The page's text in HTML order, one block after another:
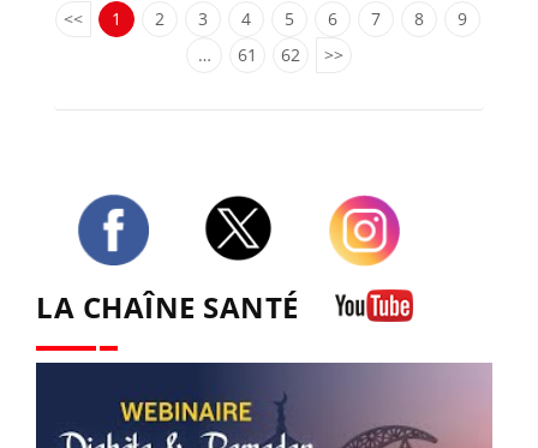
<< 1 2 3 4 5 6 7 8
9
…
61 62 >>